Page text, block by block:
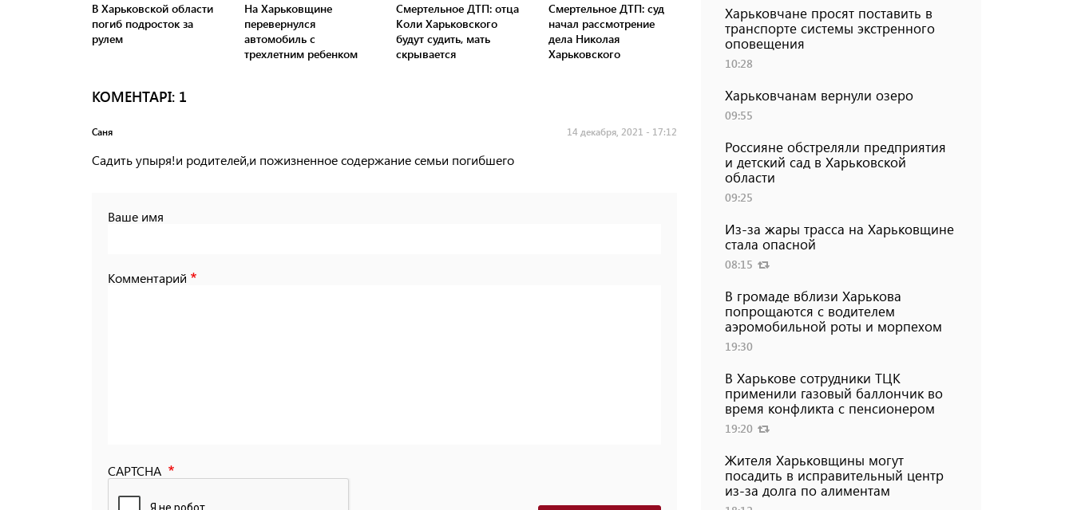
В Харьковской области
погиб подросток за
рулем
На Харьковщине
перевернулся
автомобиль с
трехлетним ребенком
Смертельное ДТП: отца
Коли Харьковского
будут судить, мать
скрывается
Смертельное ДТП: суд
начал рассмотрение
дела Николая
Харьковского
КОМЕНТАРI: 1
14 декабря, 2021 - 17:12
Саня
Садить упыря!и родителей,и пожизненное содержание семьи погибшего
Ваше имя
Комментарий
CAPTCHA
Харьковчане просят поставить в
транспорте системы экстренного
оповещения
10:28
Харьковчанам вернули озеро
09:55
Россияне обстреляли предприятия
и детский сад в Харьковской
области
09:25
Из-за жары трасса на Харьковщине
стала опасной
08:15
В громаде вблизи Харькова
попрощаются с водителем
аэромобильной роты и морпехом
19:30
В Харькове сотрудники ТЦК
применили газовый баллончик во
время конфликта с пенсионером
19:20
Жителя Харьковщины могут
посадить в исправительный центр
из-за долга по алиментам